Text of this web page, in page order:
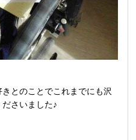
とのことでこれまでにも沢
さいました♪